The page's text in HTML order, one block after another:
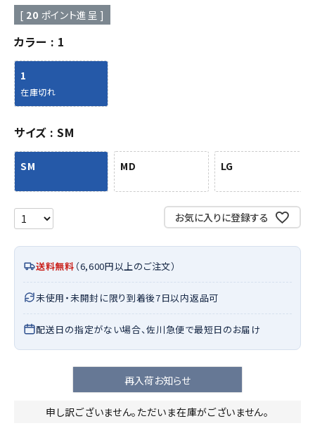
[ 20 ポイント進呈 ]
カラー 1
1
在庫切れ
サイズ SM
SM MD LG
お気に入りに登録する
送料無料 （6,600円以上のご注文）
未使用・未開封に限り到着後7日以内返品可
配送日の指定がない場合、佐川急便で最短日のお届け
再入荷お知らせ
申し訳ございません。ただいま在庫がございません。